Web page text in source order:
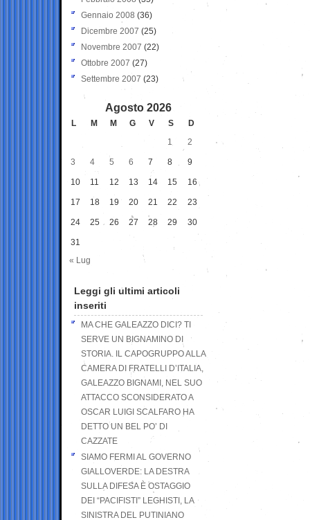
Gennaio 2008 (36)
Dicembre 2007 (25)
Novembre 2007 (22)
Ottobre 2007 (27)
Settembre 2007 (23)
Agosto 2026
L M M G V S
D
1
2
3 4 5 6 7 8 9
10 11 12 13 14 15 16
17 18 19 20 21 22 23
24 25 26 27 28 29 30
31
« Lug
Leggi gli ultimi articoli
inseriti
MA CHE GALEAZZO DICI? TI
SERVE UN BIGNAMINO DI
STORIA. IL CAPOGRUPPO ALLA
CAMERA DI FRATELLI D’ITALIA,
GALEAZZO BIGNAMI, NEL SUO
ATTACCO SCONSIDERATO A
OSCAR LUIGI SCALFARO HA
DETTO UN BEL PO’ DI
CAZZATE
SIAMO FERMI AL GOVERNO
GIALLOVERDE: LA DESTRA
SULLA DIFESA È OSTAGGIO
DEI “PACIFISTI” LEGHISTI, LA
SINISTRA DEL PUTINIANO